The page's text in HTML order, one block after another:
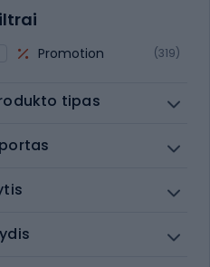
Promotion (319)
tipas